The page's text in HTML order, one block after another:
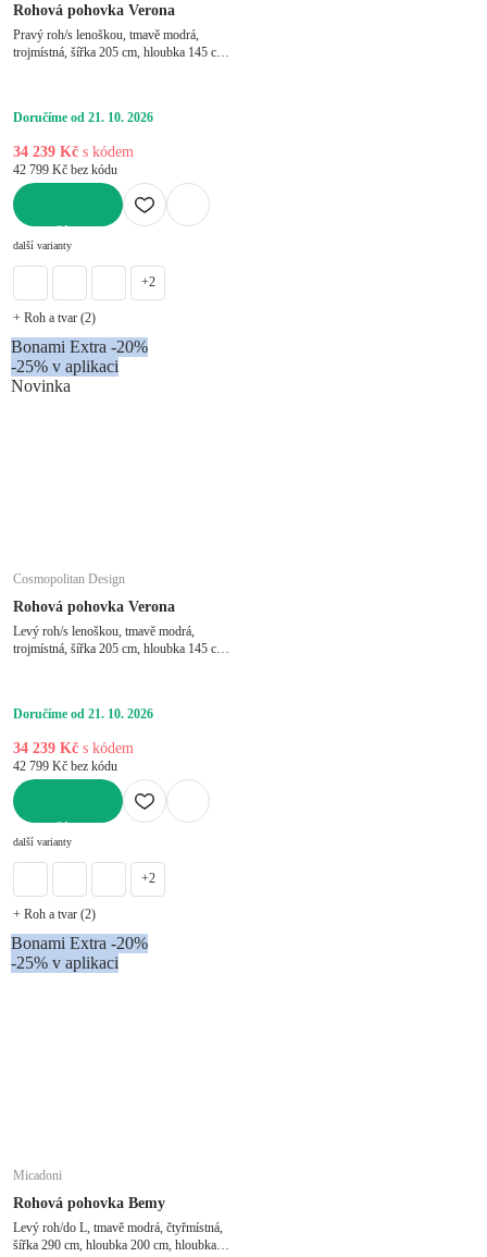
Rohová pohovka Verona
Pravý roh/s lenoškou, tmavě modrá,
trojmístná, šířka 205 cm, hloubka 145 cm,
Doručíme od 21. 10. 2026
34 239 Kč s kódem
42 799 Kč bez kódu
další varianty
+2
+ Roh a tvar (2)
Bonami Extra -20%
-25% v aplikaci
Novinka
Cosmopolitan Design
Rohová pohovka Verona
Levý roh/s lenoškou, tmavě modrá,
trojmístná, šířka 205 cm, hloubka 145 cm,
Doručíme od 21. 10. 2026
34 239 Kč s kódem
42 799 Kč bez kódu
další varianty
+2
+ Roh a tvar (2)
Bonami Extra -20%
-25% v aplikaci
Micadoni
Rohová pohovka Bemy
Levý roh/do L, tmavě modrá, čtyřmístná,
šířka 290 cm, hloubka 200 cm, hloubka